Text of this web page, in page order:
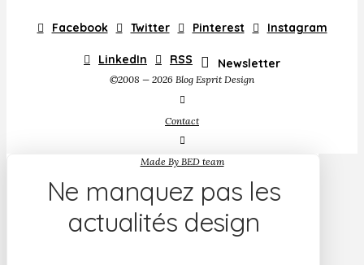
Facebook Twitter Pinterest Instagram
LinkedIn RSS Newsletter
©2008 — 2026 Blog Esprit Design
Contact
Made By BED team
Ne manquez pas les
actualités design